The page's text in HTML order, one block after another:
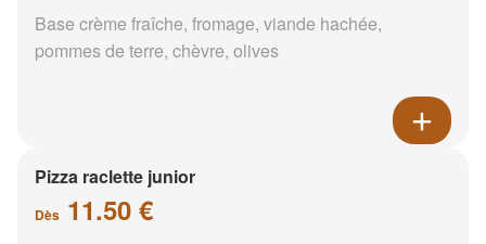
Base crème fraîche, fromage, viande hachée,
pommes de terre, chèvre, olives
Pizza raclette junior
Dès 11.50 €